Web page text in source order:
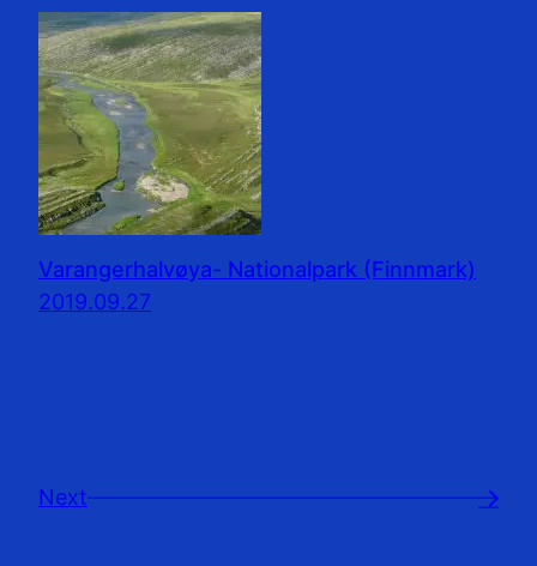
Varangerhalvøya- Nationalpark (Finnmark)
2019.09.27
Next →